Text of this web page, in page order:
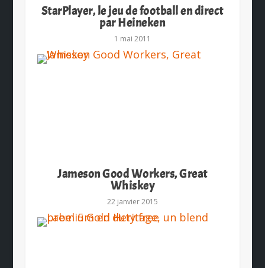
StarPlayer, le jeu de football en direct
par Heineken
1 mai 2011
Jameson Good Workers, Great
Whiskey
22 janvier 2015